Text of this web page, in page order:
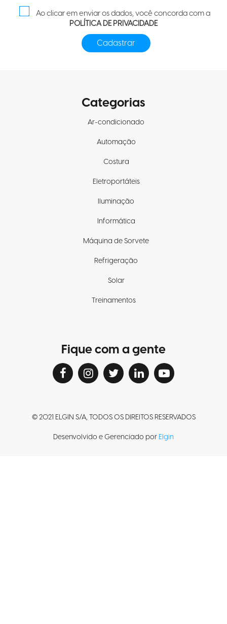
Ao clicar em enviar os dados, você concorda com a
POLÍTICA DE PRIVACIDADE
Categorias
Ar-condicionado
Automação
Costura
Eletroportáteis
Iluminação
Informática
Máquina de Sorvete
Refrigeração
Solar
Treinamentos
Fique com a gente
© 2021 ELGIN S/A, TODOS OS DIREITOS RESERVADOS
Desenvolvido e Gerenciado porElgin